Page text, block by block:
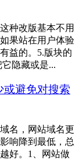
种改版基本不用
果站在用户体验
益的。5.版块的
隐藏或是...
或避免对搜索
名，网站域名更
响降到最低，总
好。1、网站做